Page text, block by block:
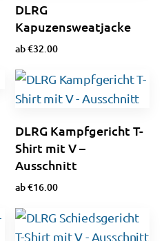
DLRG
Kapuzensweatjacke
ab€32.00
Optionen wählen
DLRG Kampfgericht T-
Shirt mit V –
Ausschnitt
ab€16.00
Ausführung wählen